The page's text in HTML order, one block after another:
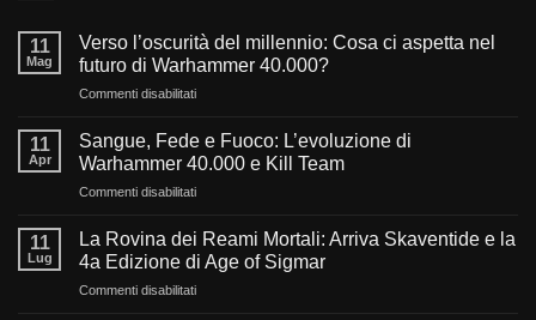
11
Mag
Verso l’oscurità del millennio: Cosa ci aspetta nel
futuro di Warhammer 40.000?
Commenti disabilitatisu
l’oscurità
del
millennio:
Cosa
aspetta
nel
futuro
di
11
Apr
Sangue, Fede e Fuoco: L’evoluzione di
Warhammer 40.000 e Kill Team
Commenti disabilitatisu
Fede
e
Fuoco:
L’evoluzione
11
Lug
La Rovina dei Reami Mortali: Arriva Skaventide e la
4a Edizione di Age of Sigmar
Commenti disabilitatisu